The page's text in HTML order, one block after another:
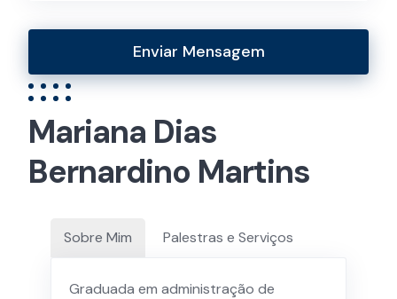
Enviar Mensagem
Mariana Dias
Bernardino Martins
Sobre Mim Palestras e Serviços
Graduada em administração de